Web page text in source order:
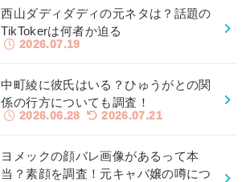
西山ダディダディの元ネタは？話題の
TikTokerは何者か迫る
2026.07.19
中町綾に彼氏はいる？ひゅうがとの関
係の行方についても調査！
2026.06.28 2026.07.21
ヨメックの顔バレ画像があるって本
当？素顔を調査！元キャバ嬢の噂につ